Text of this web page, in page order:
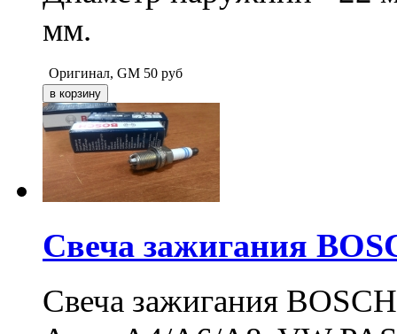
мм.
Оригинал, GM 50 руб
Свеча зажигания
Свеча зажигания